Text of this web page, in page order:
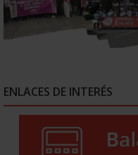
ENLACES DE INTERÉS